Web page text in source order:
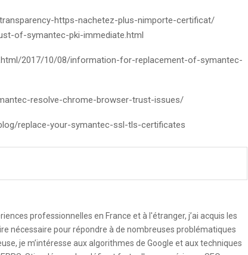
https-nachetez-plus-nimporte-certificat/
of-symantec-pki-immediate.html
2017/10/08/information-for-replacement-of-symantec-
resolve-chrome-browser-trust-issues/
replace-your-symantec-ssl-tls-certificates
professionnelles en France et à l'étranger, j’ai acquis les
nécessaire pour répondre à de nombreuses problématiques
je m’intéresse aux algorithmes de Google et aux techniques